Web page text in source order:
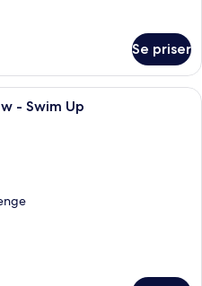
Se priser
Et moderne hotelværelse med en
- Swim Up